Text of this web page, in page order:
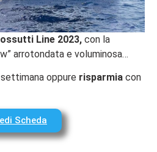
Line 2023, con la
arrotondata e voluminosa…
oppure risparmia con
Scheda